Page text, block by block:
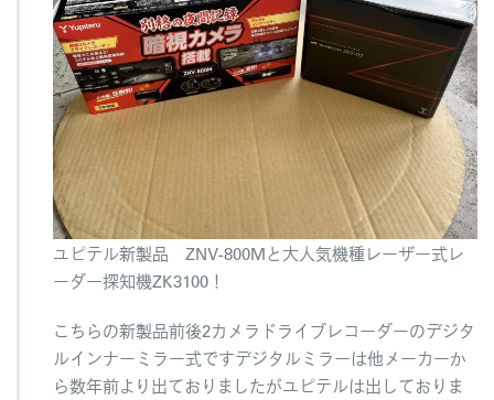
ユピテル新製品 ZNV-800Mと大人気機種レーザー式レ
ーダー探知機ZK3100！
こちらの新製品前後2カメラドライブレコーダーのデジタ
ルインナーミラー式ですデジタルミラーは他メーカーか
ら数年前より出ておりましたがユピテルは出しておりま